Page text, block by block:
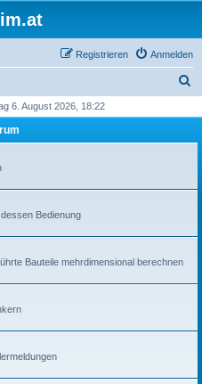
Anmelden
Registrieren
h
6. August 2026, 18:22
Bedienung
Bauteile mehrdimensional berechnen